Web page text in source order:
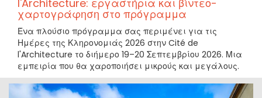
l'Architecture: εργαστήρια και βίντεο-
χαρτογράφηση στο πρόγραμμα
Ένα πλούσιο πρόγραμμα σας περιμένει για τις
Ημέρες της Κληρονομιάς 2026 στην Cité de
l'Architecture το διήμερο 19–20 Σεπτεμβρίου 2026. Μια
εμπειρία που θα χαροποιήσει μικρούς και μεγάλους.